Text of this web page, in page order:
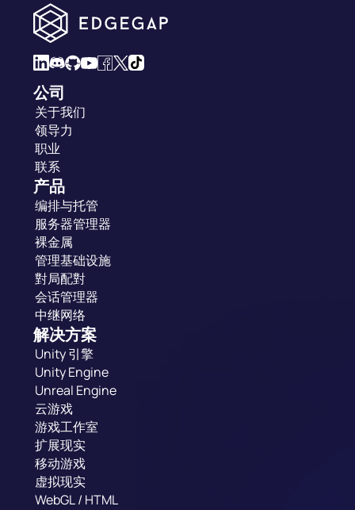
公司
关于我们
领导力
职业
联系
产品
编排与托管
服务器管理器
裸金属
管理基础设施
對局配對
会话管理器
中继网络
解决方案
Unity 引擎
Unity Engine
Unreal Engine
云游戏
游戏工作室
扩展现实
移动游戏
虚拟现实
WebGL / HTML